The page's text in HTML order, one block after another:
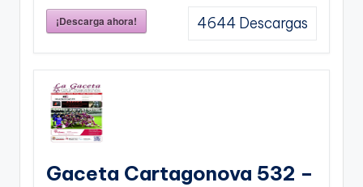
¡Descarga ahora! 4644 Descargas
Gaceta Cartagonova 532 –